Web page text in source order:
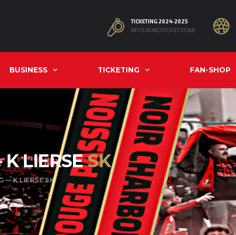
TICKETING 2024-2025
RFCS.ROBOTICKET.COM/
BUSINESS TICKETING FAN-SHOP
K LIERSESK
— K LIERSE SK